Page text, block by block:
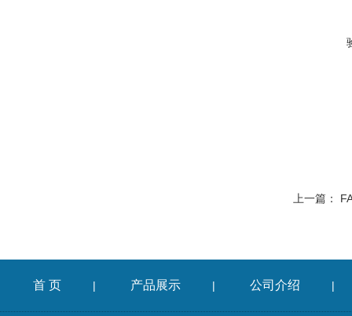
上一篇：
首 页 | 产品展示 | 公司介绍 |